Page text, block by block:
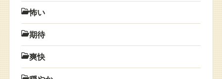
怖い
期待
爽快